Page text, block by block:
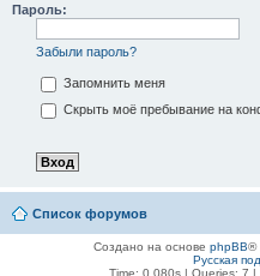
Пароль:
Забыли пароль?
Запомнить меня
Скрыть моё пребывание на
Список форумов
Создано на основе phpBB®
Русская
Time: 0.080s| Queries: 7 |